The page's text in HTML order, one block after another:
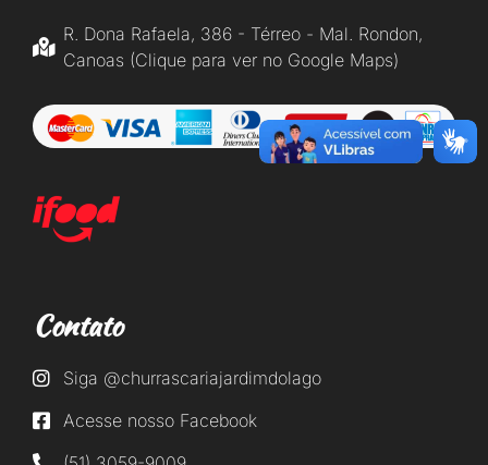
R. Dona Rafaela, 386 - Térreo - Mal. Rondon,
Canoas (Clique para ver no Google Maps)
Contato
Siga @churrascariajardimdolago
Acesse nosso Facebook